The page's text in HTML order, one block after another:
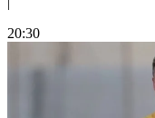
20:30